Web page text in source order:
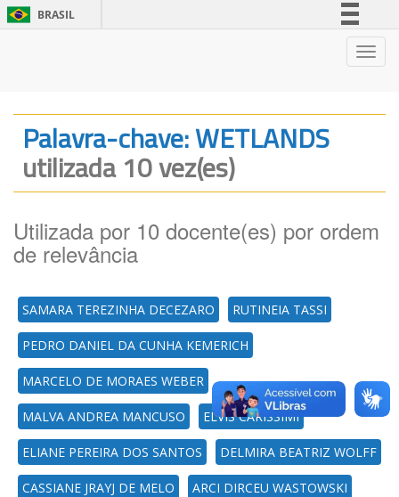
BRASIL
Legislação
Palavra-chave: WETLANDS
utilizada 10 vez(es)
Utilizada por 10 docente(es) por ordem
de relevância
SAMARA TEREZINHA DECEZARO RUTINEIA TASSI
PEDRO DANIEL DA CUNHA KEMERICH
MARCELO DE MORAES WEBER
MALVA ANDREA MANCUSO ELVIS CARISSIMI
ELIANE PEREIRA DOS SANTOS DELMIRA BEATRIZ WOLFF
CASSIANE JRAYJ DE MELO ARCI DIRCEU WASTOWSKI